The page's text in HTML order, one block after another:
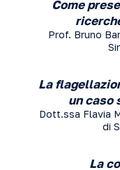
Come
Prof. Bruno
La
un caso
Dott.ssa Flavia
di
La